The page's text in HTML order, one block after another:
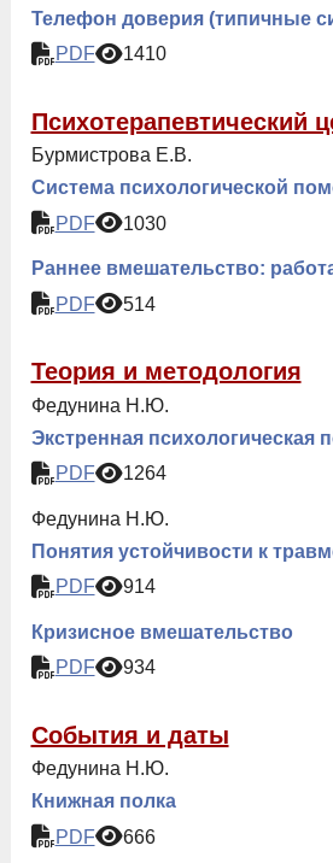
Телефон доверия (типичные
PDF
1410
Психотерапевтический
Бурмистрова Е.В.
Система психологической
PDF
1030
Раннее вмешательство:
PDF
514
Теория и методология
Федунина Н.Ю.
Экстренная
PDF
1264
Федунина Н.Ю.
Понятия устойчивости к
PDF
914
Кризисное вмешательство
PDF
934
События и даты
Федунина Н.Ю.
Книжная полка
PDF
666